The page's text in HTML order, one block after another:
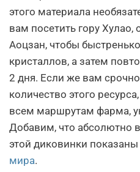
этого материала
вам посетить гору Хулао,
Аоцзан, чтобы
кристаллов, а затем
2 дня. Если же вам
количество этого
всем маршрутам фарма,
Добавим, что абсолютно
этой диковинки показаны
мира.